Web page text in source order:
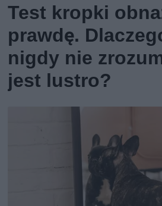
Test kropki
prawdę.
nigdy nie
jest lustro?